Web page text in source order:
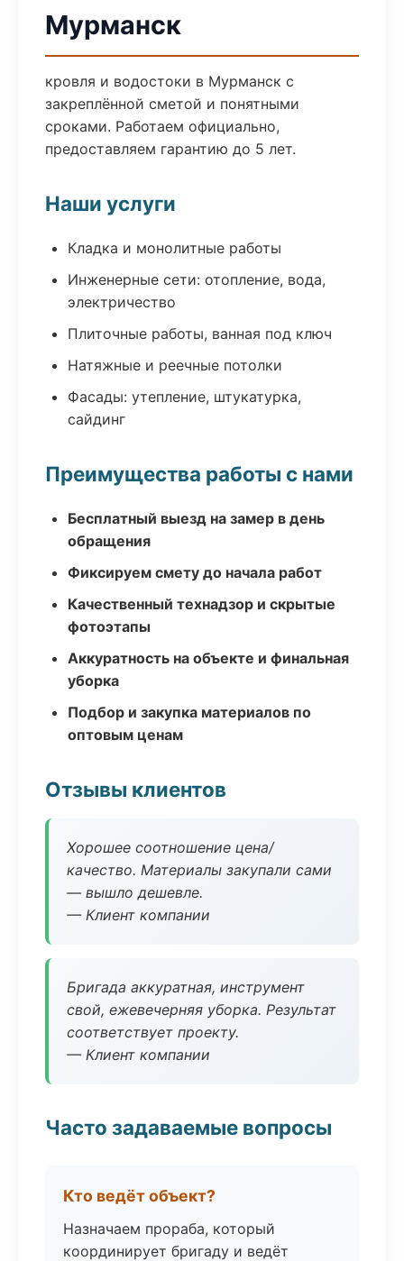
Мурманск
кровля и водостоки в Мурманск с
закреплённой сметой и понятными
сроками. Работаем официально,
предоставляем гарантию до 5 лет.
Наши услуги
Кладка и монолитные работы
Инженерные сети: отопление, вода,
электричество
Плиточные работы, ванная под ключ
Натяжные и реечные потолки
Фасады: утепление, штукатурка,
сайдинг
Преимущества работы с нами
Бесплатный выезд на замер в день
обращения
Фиксируем смету до начала работ
Качественный технадзор и скрытые
фотоэтапы
Аккуратность на объекте и финальная
уборка
Подбор и закупка материалов по
оптовым ценам
Отзывы клиентов
Хорошее соотношение цена/
качество. Материалы закупали сами
— вышло дешевле.
— Клиент компании
Бригада аккуратная, инструмент
свой, ежевечерняя уборка. Результат
соответствует проекту.
— Клиент компании
Часто задаваемые вопросы
Кто ведёт объект?
Назначаем прораба, который
координирует бригаду и ведёт